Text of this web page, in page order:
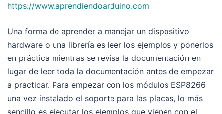
https://www.aprendiendoarduino.com
Una forma de aprender a manejar un dispositivo
hardware o una librería es leer los ejemplos y ponerlos
en práctica mientras se revisa la documentación en
lugar de leer toda la documentación antes de empezar
a practicar. Para empezar con los módulos ESP8266
una vez instalado el soporte para las placas, lo más
sencillo es ejecutar los ejemplos que vienen con el